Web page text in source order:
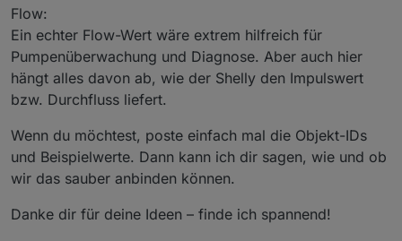
Flow:
Ein echter Flow-Wert wäre extrem hilfreich für
Pumpenüberwachung und Diagnose. Aber auch hier
hängt alles davon ab, wie der Shelly den Impulswert
bzw. Durchfluss liefert.
Wenn du möchtest, poste einfach mal die Objekt-IDs
und Beispielwerte. Dann kann ich dir sagen, wie und ob
wir das sauber anbinden können.
Danke dir für deine Ideen – finde ich spannend!